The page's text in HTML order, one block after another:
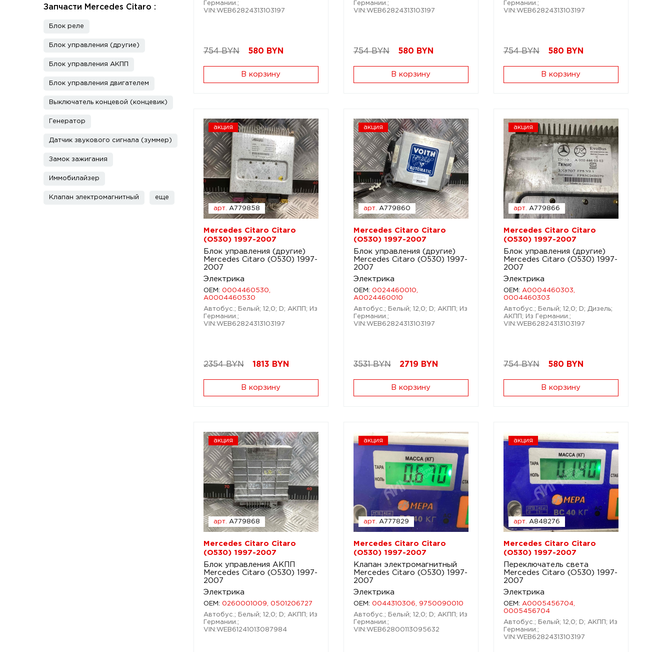
Запчасти Mercedes Citaro :
Блок реле
Блок управления (другие)
Блок управления АКПП
Блок управления двигателем
Выключатель концевой (концевик)
Генератор
Датчик звукового сигнала (зуммер)
Замок зажигания
Иммобилайзер
Клапан электромагнитный еще
Германии.;
VIN:WEB62824313103197
754 BYN 580 BYN
В корзину
Германии.;
VIN:WEB62824313103197
754 BYN 580 BYN
В корзину
Германии.;
VIN:WEB62824313103197
754 BYN 580 BYN
В корзину
акция
арт. A779858
Mercedes Citaro Citaro
(O530) 1997-2007
Блок управления (другие)
Mercedes Citaro (O530) 1997-
2007
Электрика
OEM: 0004460530,
A0004460530
Автобус.; Белый; 12,0; D; АКПП; Из
Германии.;
VIN:WEB62824313103197
2354 BYN 1813 BYN
В корзину
акция
арт. A779860
Mercedes Citaro Citaro
(O530) 1997-2007
Блок управления (другие)
Mercedes Citaro (O530) 1997-
2007
Электрика
OEM: 0024460010,
A0024460010
Автобус.; Белый; 12,0; D; АКПП; Из
Германии.;
VIN:WEB62824313103197
3531 BYN 2719 BYN
В корзину
акция
арт. A779866
Mercedes Citaro Citaro
(O530) 1997-2007
Блок управления (другие)
Mercedes Citaro (O530) 1997-
2007
Электрика
OEM: A0004460303,
0004460303
Автобус.; Белый; 12,0; D; Дизель;
АКПП; Из Германии.;
VIN:WEB62824313103197
754 BYN 580 BYN
В корзину
акция
арт. A779868
Mercedes Citaro Citaro
(O530) 1997-2007
Блок управления АКПП
Mercedes Citaro (O530) 1997-
2007
Электрика
OEM: 0260001009, 0501206727
Автобус.; Белый; 12,0; D; АКПП; Из
Германии.;
VIN:WEB61241013087984
акция
арт. A777829
Mercedes Citaro Citaro
(O530) 1997-2007
Клапан электромагнитный
Mercedes Citaro (O530) 1997-
2007
Электрика
OEM: 0044310306, 9750090010
Автобус.; Белый; 12,0; D; АКПП; Из
Германии.;
VIN:WEB62800113095632
акция
арт. A848276
Mercedes Citaro Citaro
(O530) 1997-2007
Переключатель света
Mercedes Citaro (O530) 1997-
2007
Электрика
OEM: A0005456704,
0005456704
Автобус.; Белый; 12,0; D; АКПП; Из
Германии.;
VIN:WEB62824313103197